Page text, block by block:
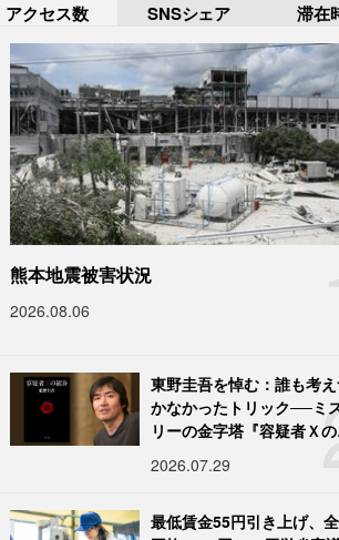
アクセス数 SNSシェア 滞在
熊本地震被害状況
2026.08.06
東野圭吾を悼む：誰も考
かなかったトリック──ミ
リーの金字塔『容疑者Ｘ
2026.07.29
最低賃金55円引き上げ、